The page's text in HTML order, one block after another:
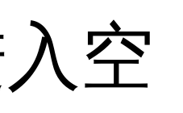
空